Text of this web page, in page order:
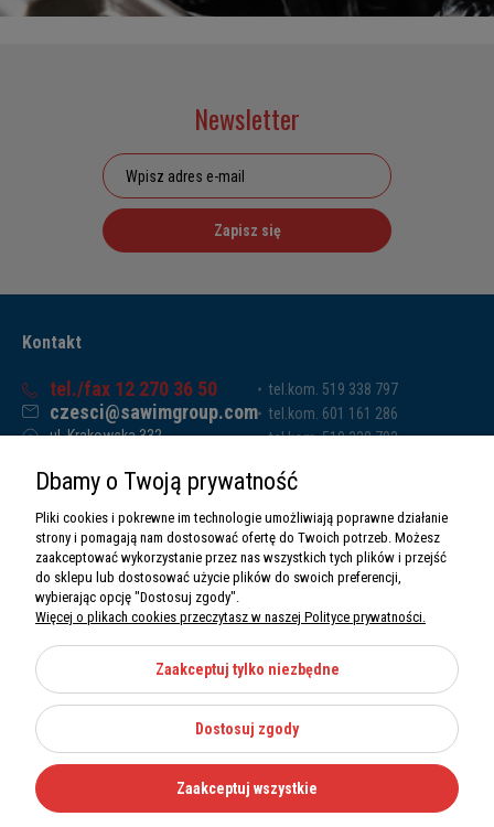
Newsletter
Zapisz się
Kontakt
tel./fax 12 270 36 50
czesci@sawimgroup.com
ul. Krakowska 332,
Sawim Group Mariusz Zdyb sp. k.
NIP: 5130284470
REGON: 5246591010
tel.kom. 519 338 797
tel.kom. 601 161 286
tel.kom. 519 338 793
O nas
Informacje
Moje konto
Kategorie
Dbamy o Twoją prywatność
Pliki cookies i pokrewne im technologie umożliwiają poprawne działanie
strony i pomagają nam dostosować ofertę do Twoich potrzeb. Możesz
zaakceptować wykorzystanie przez nas wszystkich tych plików i przejść
do sklepu lub dostosować użycie plików do swoich preferencji,
wybierając opcję "Dostosuj zgody".
Więcej o plikach cookies przeczytasz w naszej Polityce prywatności.
Zaakceptuj tylko niezbędne
Dostosuj zgody
Zaakceptuj wszystkie